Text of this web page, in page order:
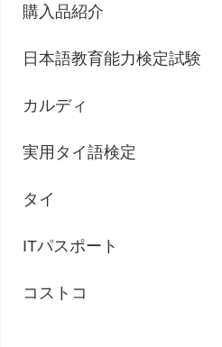
購入品紹介
日本語教育能力検定試験
カルディ
実用タイ語検定
タイ
ITパスポート
コストコ